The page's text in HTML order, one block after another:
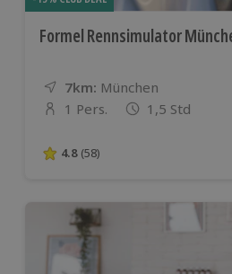
Formel Rennsimulator
7km: Entfernung
Standort
München
Anzahl der Teilnehmer
1 Pers. 1,5 Std
4.8 von 5 Sternen basierend
4.8 (58)